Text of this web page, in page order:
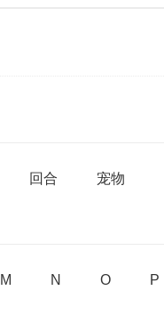
回合 宠物
M N O P